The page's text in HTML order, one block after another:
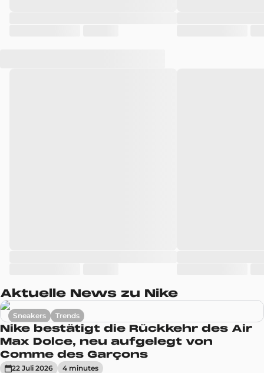
Aktuelle News zu Nike
Sneakers Trends
Nike bestätigt die Rückkehr des Air
Max Dolce, neu aufgelegt von
Comme des Garçons
22 Juli 2026 4 minutes